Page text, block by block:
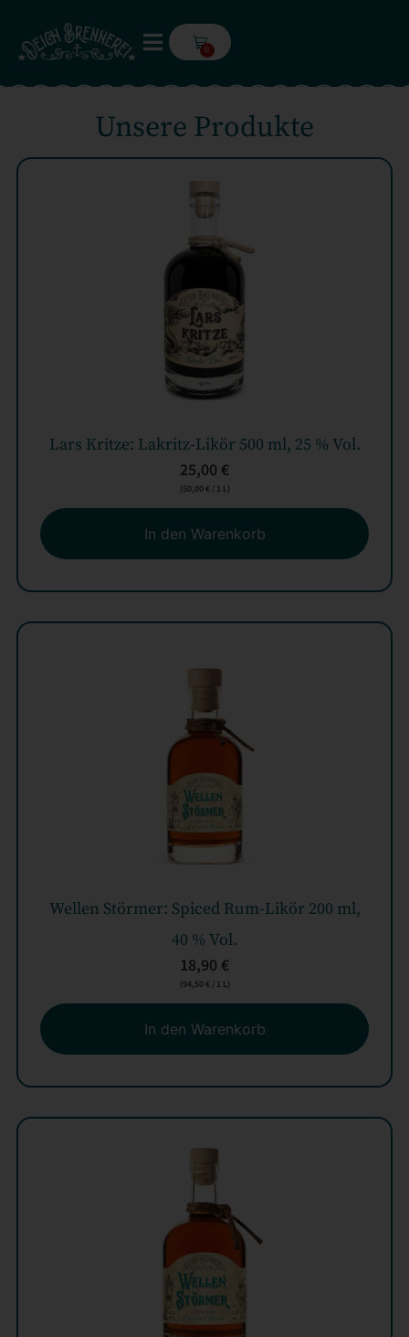
0
Unsere Produkte
Lars Kritze: Lakritz-Likör 500 ml, 25 % Vol.
25,00 €
(50,00€/ 1 L)
In den Warenkorb
Wellen Störmer: Spiced Rum-Likör 200 ml,
40 % Vol.
18,90 €
(94,50€/ 1 L)
In den Warenkorb